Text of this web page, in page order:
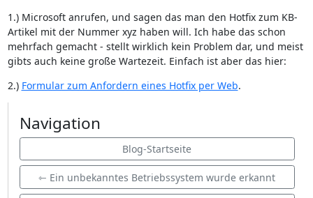
1.) Microsoft anrufen, und sagen das man den Hotfix zum KB-
Artikel mit der Nummer xyz haben will. Ich habe das schon
mehrfach gemacht - stellt wirklich kein Problem dar, und meist
gibts auch keine große Wartezeit. Einfach ist aber das hier:
2.) Formular zum Anfordern eines Hotfix per Web.
Navigation
Blog-Startseite
⇽ Ein unbekanntes Betriebssystem wurde erkannt